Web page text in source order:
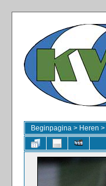
Beginpagina > Heren >